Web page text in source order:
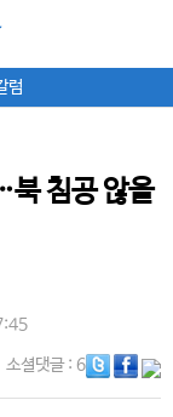
럼
북 침공 않을
소셜댓글: 6